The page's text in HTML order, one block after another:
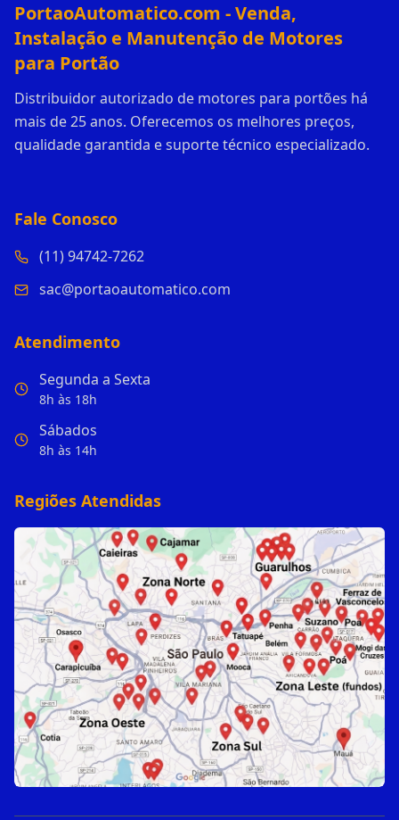
PortaoAutomatico.com - Venda,
Instalação e Manutenção de Motores
para Portão
Distribuidor autorizado de motores para portões há
mais de 25 anos. Oferecemos os melhores preços,
qualidade garantida e suporte técnico especializado.
Fale Conosco
(11) 94742-7262
sac@portaoautomatico.com
Atendimento
Segunda a Sexta
8h às 18h
Sábados
8h às 14h
Regiões Atendidas